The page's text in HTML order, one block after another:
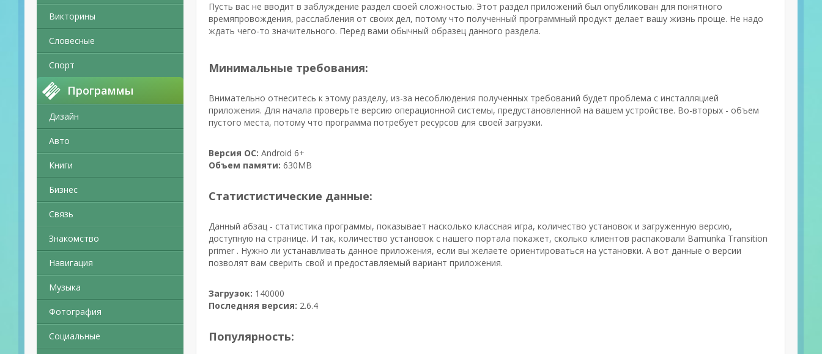
Викторины
Словесные
Спорт
Программы
Дизайн
Авто
Книги
Бизнес
Связь
Знакомство
Навигация
Музыка
Фотография
Социальные
Пусть вас не вводит в заблуждение раздел своей сложностью. Этот раздел приложений был опубликован для понятного
времяпровождения, расслабления от своих дел, потому что полученный программный продукт делает вашу жизнь проще. Не надо
ждать чего-то значительного. Перед вами обычный образец данного раздела.
Минимальные требования:
Внимательно отнеситесь к этому разделу, из-за несоблюдения полученных требований будет проблема с инсталляцией
приложения. Для начала проверьте версию операционной системы, предустановленной на вашем устройстве. Во-вторых - объем
пустого места, потому что программа потребует ресурсов для своей загрузки.
Версия ОС: Android 6+
Объем памяти: 630MB
Статистистические данные:
Данный абзац - статистика программы, показывает насколько классная игра, количество установок и загруженную версию,
доступную на странице. И так, количество установок с нашего портала покажет, сколько клиентов распаковали Bamunka Transition
primer . Нужно ли устанавливать данное приложения, если вы желаете ориентироваться на установки. А вот данные о версии
позволят вам сверить свой и предоставляемый вариант приложения.
Загрузок: 140000
Последняя версия: 2.6.4
Популярность: